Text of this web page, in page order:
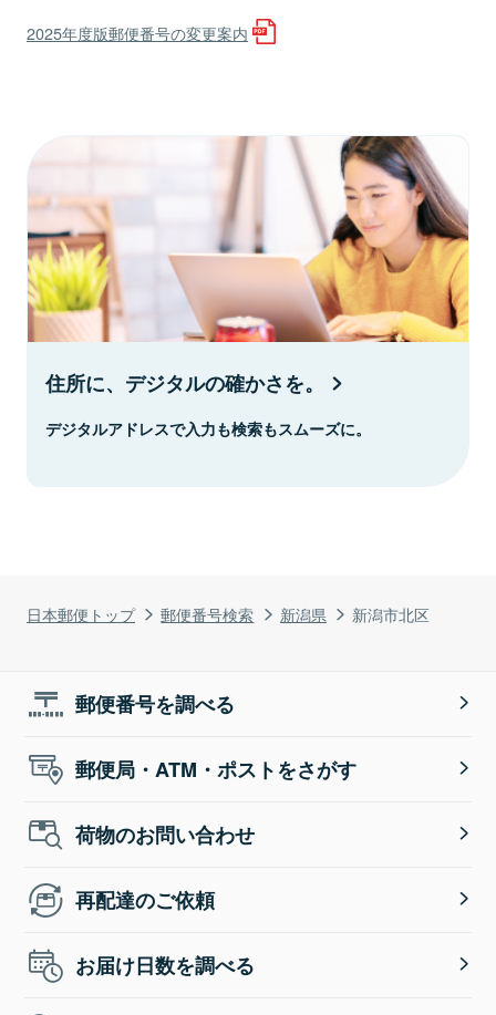
日本郵便トップ 郵便番号検索 新潟県 新潟市北区
2025年度版郵便番号の変更案内
住所に、デジタルの確かさを。
デジタルアドレスで入力も検索もスムーズに。
郵便番号を調べる
郵便局・ATM・ポストをさがす
荷物のお問い合わせ
再配達のご依頼
お届け日数を調べる